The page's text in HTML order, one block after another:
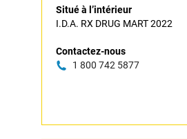
Situé à l’intérieur
I.D.A. RX DRUG MART 2022
Contactez-nous
1 800 742 5877